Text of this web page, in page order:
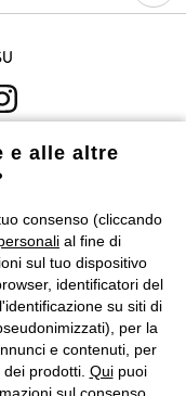
spese di spedizione e i
dei cookie
di recesso
riservati.
via Adua 33 - 13855
e alle altre
consenso (cliccando
al fine di
sul tuo dispositivo
identificatori del
su siti di
per la
e contenuti, per
prodotti. Quipuoi